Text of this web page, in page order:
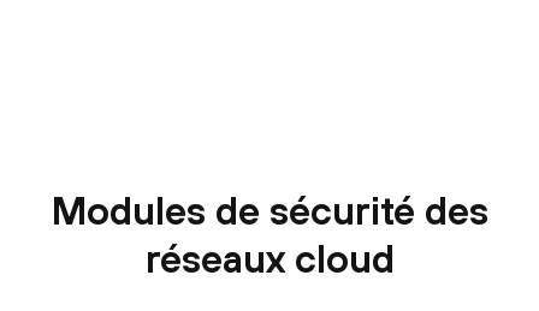
Modules de sécurité des
réseaux cloud